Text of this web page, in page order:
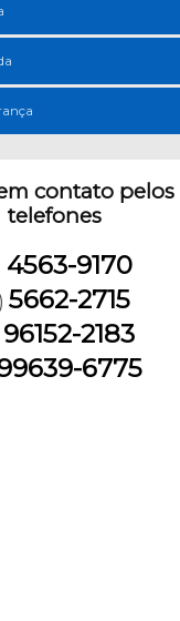
contato pelos
telefones
4563-9170
5662-2715
96152-2183
6775